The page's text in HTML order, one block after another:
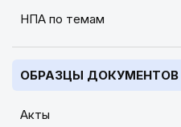
НПА по темам
ОБРАЗЦЫ ДОКУМЕНТОВ
Акты